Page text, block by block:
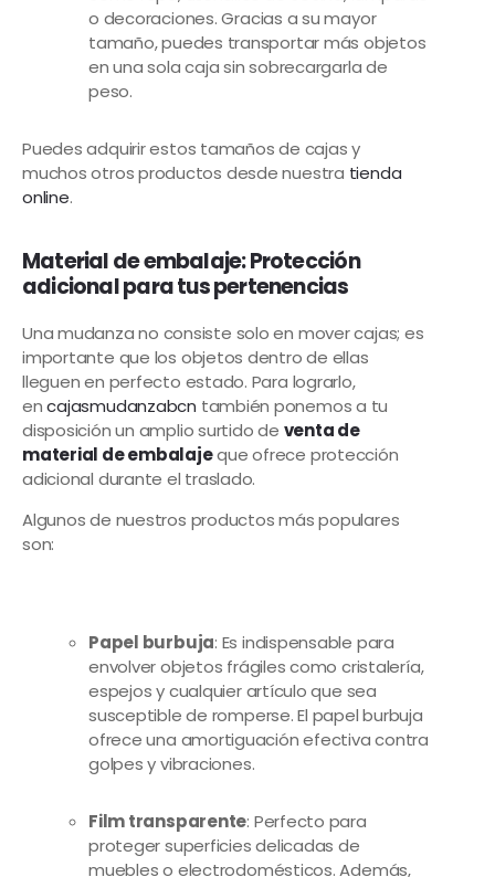
o decoraciones. Gracias a su mayor
tamaño, puedes transportar más objetos
en una sola caja sin sobrecargarla de
peso.
Puedes adquirir estos tamaños de cajas y
muchos otros productos desde nuestra tienda
online.
Material de embalaje: Protección
adicional para tus pertenencias
Una mudanza no consiste solo en mover cajas; es
importante que los objetos dentro de ellas
lleguen en perfecto estado. Para lograrlo,
encajasmudanzabcn también ponemos a tu
disposición un amplio surtido de venta de
material de embalajeque ofrece protección
adicional durante el traslado.
Algunos de nuestros productos más populares
son:
Papel burbuja: Es indispensable para
envolver objetos frágiles como cristalería,
espejos y cualquier artículo que sea
susceptible de romperse. El papel burbuja
ofrece una amortiguación efectiva contra
golpes y vibraciones.
Film transparente: Perfecto para
proteger superficies delicadas de
muebles o electrodomésticos. Además,